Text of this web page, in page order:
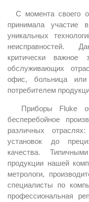
С момента своего
принимала участие
уникальных
неисправностей.
критически важное
обслуживающих
офис, больница или
потребителем
Приборы Fluke
бесперебойное
различных
установок до
качества.
продукции нашей
метрологи,
специалисты по
профессиональная